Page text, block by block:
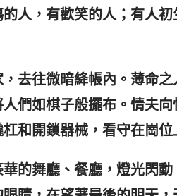
人，有歡笑的人；有人
去往微暗絳帳內。薄命
們如棋子般擺布。情夫
和開鎖器械，看守在崗位
的舞廳、餐廳，燈光閃